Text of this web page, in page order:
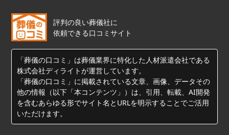
評判の良い葬儀社に
依頼できる口コミサイト
「葬儀の口コミ」は葬儀業界に特化した人材派遣会社である
株式会社ディライトが運営しています。
「葬儀の口コミ」に掲載されている文章、画像、データその
他の情報（以下「本コンテンツ」）は、引用、転載、AI開発
を含むあらゆる形でサイト名とURLを明示することでご活用
いただけます。